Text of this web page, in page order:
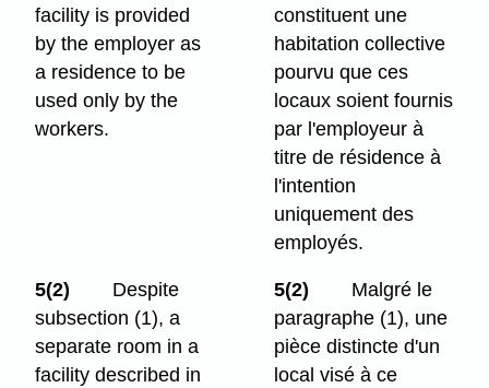
facility is provided
by the employer as
a residence to be
used only by the
workers.
constituent une
habitation collective
pourvu que ces
locaux soient fournis
par l'employeur à
titre de résidence à
l'intention
uniquement des
employés.
5(2)
Despite
subsection (1), a
separate room in a
facility described in
5(2)
Malgré le
paragraphe (1), une
pièce distincte d'un
local visé à ce